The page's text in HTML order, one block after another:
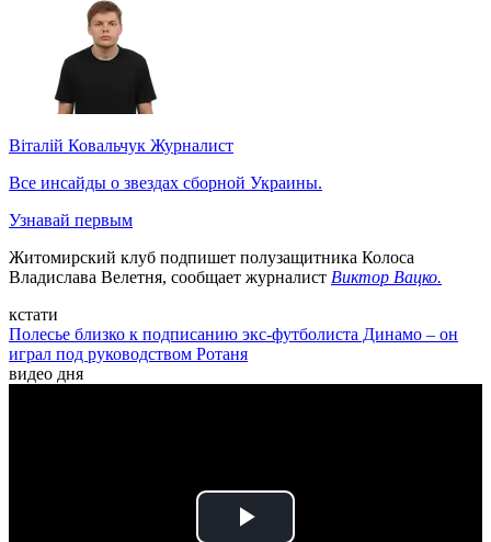
Віталій Ковальчук Журналист
Все инсайды о звездах сборной Украины.
Узнавай первым
Житомирский клуб подпишет полузащитника Колоса
Владислава Велетня, сообщает журналист Виктор Вацко.
кстати
Полесье близко к подписанию экс-футболиста Динамо – он
играл под руководством Ротаня
видео дня